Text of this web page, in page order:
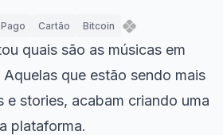
Cartão Bitcoin
quais são as músicas em
que estão sendo mais
e stories, acabam criando uma
plataforma.